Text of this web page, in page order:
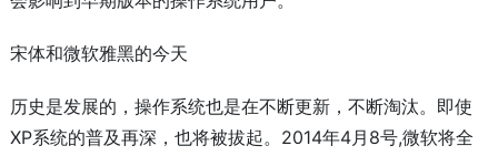
宋体和微软雅黑的今天
历史是发展的，操作系统也是在不断更新，不断淘汰。即使
XP系统的普及再深，也将被拔起。2014年4月8号,微软将全